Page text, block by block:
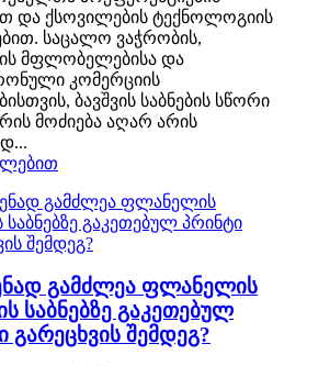
და ქსოვილების ტექნოლოგიის
საცალო ვაჭრობის,
მფლობელებისა და
კომერციის
ბავშვის საბნების სწორი
მოძიება აღარ არის
გამძლეა ფლანელის
საბნებზე გაკეთებულ
გარეცხვის შემდეგ?